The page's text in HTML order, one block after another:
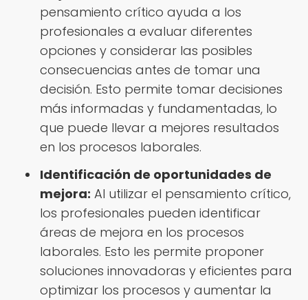
pensamiento crítico ayuda a los
profesionales a evaluar diferentes
opciones y considerar las posibles
consecuencias antes de tomar una
decisión. Esto permite tomar decisiones
más informadas y fundamentadas, lo
que puede llevar a mejores resultados
en los procesos laborales.
Identificación de oportunidades de
mejora: Al utilizar el pensamiento crítico,
los profesionales pueden identificar
áreas de mejora en los procesos
laborales. Esto les permite proponer
soluciones innovadoras y eficientes para
optimizar los procesos y aumentar la